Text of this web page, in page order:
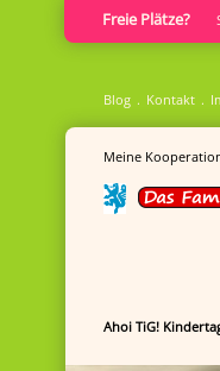
Freie Plätze?
Blog Kontakt
Meine
Ahoi TiG!